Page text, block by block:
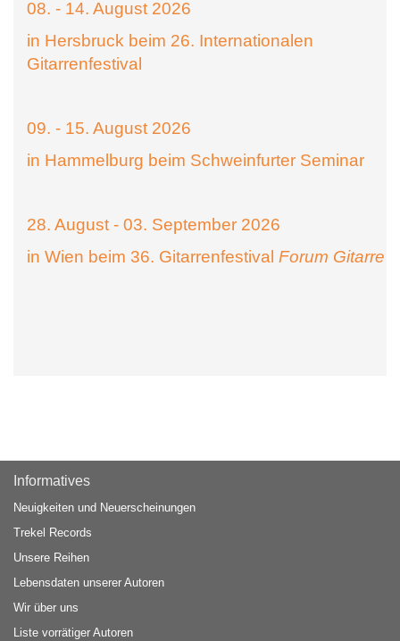
08. - 14. August 2026
in Hersbruck beim 26. Internationalen
Gitarrenfestival
09. - 15. August 2026
in Hammelburg beim Schweinfurter Seminar
28. August - 03. September 2026
in Wien beim 36. Gitarrenfestival Forum Gitarre
Informatives
Neuigkeiten und Neuerscheinungen
Trekel Records
Unsere Reihen
Lebensdaten unserer Autoren
Wir über uns
Liste vorrätiger Autoren